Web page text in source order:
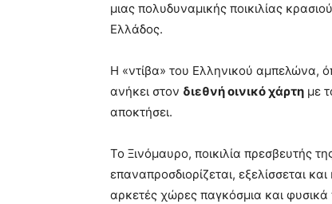
μιας πολυδυναμικής ποικιλίας
Ελλάδος.
Η «ντίβα» του Ελληνικού αμπελώνα,
ανήκει στον διεθνή οινικό χάρτη με
αποκτήσει.
Το Ξινόμαυρο, ποικιλία πρεσβευτής
επαναπροσδιορίζεται, εξελίσσεται
αρκετές χώρες παγκόσμια και